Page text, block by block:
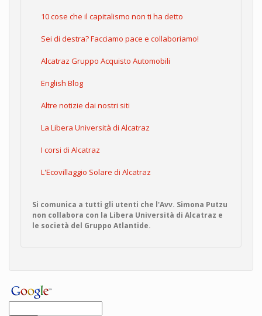
10 cose che il capitalismo non ti ha detto
Sei di destra? Facciamo pace e collaboriamo!
Alcatraz Gruppo Acquisto Automobili
English Blog
Altre notizie dai nostri siti
La Libera Università di Alcatraz
I corsi di Alcatraz
L'Ecovillaggio Solare di Alcatraz
Si comunica a tutti gli utenti che l'Avv. Simona Putzu
non collabora con la Libera Università di Alcatraz e
le società del Gruppo Atlantide.